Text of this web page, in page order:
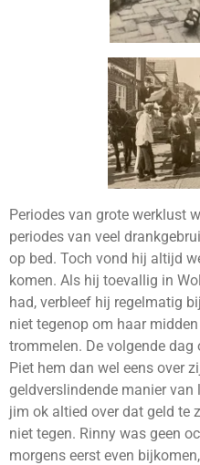
Periodes van grote werklust
periodes van veel
op bed. Toch vond hij altijd
komen. Als hij toevallig in
had, verbleef hij regelmatig
niet tegenop om haar
trommelen. De volgende
Piet hem dan wel eens over
geldverslindende manier van
jim ok altied over dat geld te
niet tegen. Rinny was geen
morgens eerst even